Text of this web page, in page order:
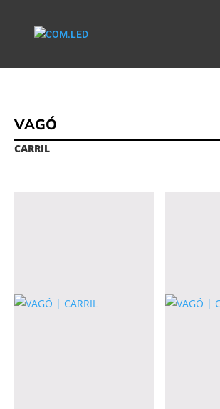
VAGÓ
CARRIL